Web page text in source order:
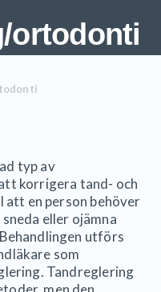
ortodonti
typ av
korrigera tand- och
en person behöver
eller ojämna
utförs
som
Tandreglering